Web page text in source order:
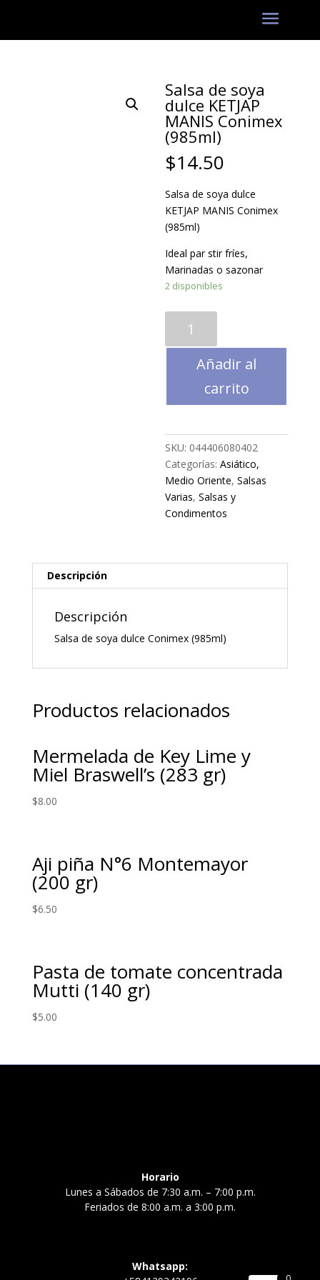
Salsa de soya
dulce KETJAP
MANIS Conimex
(985ml)
$14.50
Salsa de soya dulce
KETJAP MANIS Conimex
(985ml)
Ideal par stir fríes,
Marinadas o sazonar
2 disponibles
soya
(985ml)
cantidad
Añadir al
carrito
SKU: 044406080402
Categorías:Asiático,
Medio Oriente,Salsas
Varias,Salsas y
Condimentos
Descripción
Descripción
Salsa de soya dulce Conimex (985ml)
Productos relacionados
Mermelada de Key Lime y
Miel Braswell’s (283 gr)
$8.00
Aji piña N°6 Montemayor
(200 gr)
$6.50
Pasta de tomate concentrada
Mutti (140 gr)
$5.00
Horario
Lunes a Sábados de 7:30 a.m. – 7:00 p.m.
Feriados de 8:00 a.m. a 3:00 p.m.
Whatsapp: